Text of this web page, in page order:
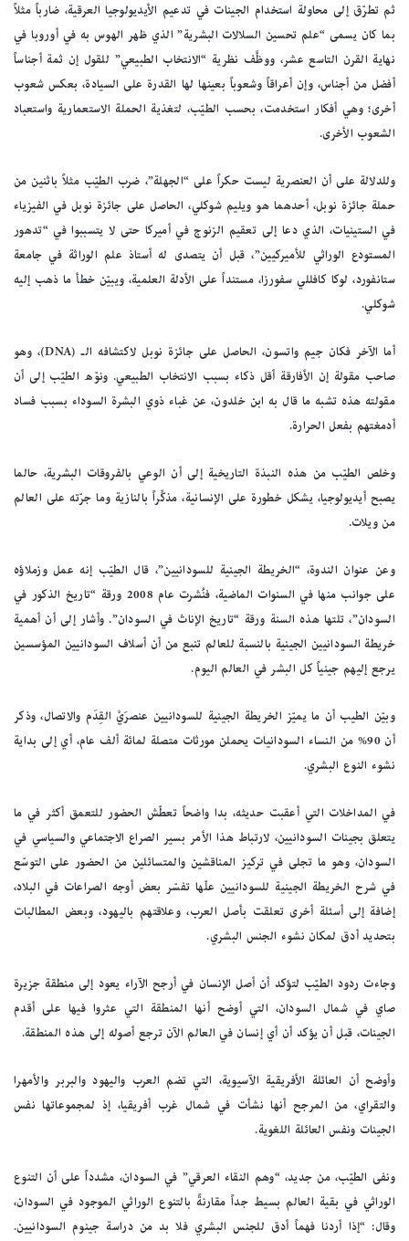
ثم تطرّق إلى محاولة استخدام الجينات في تدعيم الأيديولوجيا العرقية، ضارباً مثلاً
بما كان يسمى “علم تحسين السلالات البشرية” الذي ظهر الهوس به في أوروبا في
نهاية القرن التاسع عشر، ووظَّف نظرية “الانتخاب الطبيعي” للقول إن ثمة أجناساً
أفضل من أجناس، وإن أعراقاً وشعوباً بعينها لها القدرة على السيادة، بعكس شعوب
أخرى؛ وهي أفكار استخدمت، بحسب الطيّب، لتغذية الحملة الاستعمارية واستعباد
الشعوب الأخرى.
وللدلالة على أن العنصرية ليست حكراً على “الجهلة”، ضرب الطيّب مثلاً باثنين من
حملة جائزة نوبل، أحدهما هو ويليم شوكلي، الحاصل على جائزة نوبل في الفيزياء
في الستينيات، الذي دعا إلى تعقيم الزنوج في أميركا حتى لا يتسببوا في “تدهور
المستودع الوراثي للأميركيين”، قبل أن يتصدى له أستاذ علم الوراثة في جامعة
ستانفورد، لوكا كافللي سفورزا، مستنداً على الأدلة العلمية، ويبيّن خطأ ما ذهب إليه
شوكلي.
أما الآخر فكان جيم واتسون، الحاصل على جائزة نوبل لاكتشافه الـ (DNA)، وهو
صاحب مقولة إن الأفارقة أقل ذكاء بسبب الانتخاب الطبيعي. ونوّه الطيّب إلى أن
مقولته هذه تشبه ما قال به ابن خلدون، عن غباء ذوي البشرة السوداء بسبب فساد
أدمغتهم بفعل الحرارة.
وخلص الطيّب من هذه النبذة التاريخية إلى أن الوعي بالفروقات البشرية، حالما
يصبح أيديولوجيا، يشكل خطورة على الإنسانية، مذكِّراً بالنازية وما جرّته على العالم
من ويلات.
وعن عنوان الندوة، “الخريطة الجينية للسودانيين”، قال الطيّب إنه عمل وزملاؤه
على جوانب منها في السنوات الماضية، فنُشرت عام 2008 ورقة “تاريخ الذكور في
السودان”، تلتها هذه السنة ورقة “تاريخ الإناث في السودان”. وأشار إلى أن أهمية
خريطة السودانيين الجينية بالنسبة للعالم تنبع من أن أسلاف السودانيين المؤسسين
يرجع إليهم جينياً كل البشر في العالم اليوم.
وبيّن الطيب أن ما يميّز الخريطة الجينية للسودانيين عنصرَيْ القِدَم والاتصال، وذكر
أن 90% من النساء السودانيات يحملن مورثات متصلة لمائة ألف عام، أي إلى بداية
نشوء النوع البشري.
في المداخلات التي أعقبت حديثه، بدا واضحاً تعطّش الحضور للتعمق أكثر في ما
يتعلق بجينات السودانيين، لارتباط هذا الأمر بسير الصراع الاجتماعي والسياسي في
السودان، وهو ما تجلى في تركيز المناقشين والمتسائلين من الحضور على التوسّع
في شرح الخريطة الجينية للسودانيين علّها تفسّر بعض أوجه الصراعات في البلاد،
إضافة إلى أسئلة أخرى تعلقت بأصل العرب، وعلاقتهم باليهود، وبعض المطالبات
بتحديد أدق لمكان نشوء الجنس البشري.
وجاءت ردود الطيّب لتؤكد أن أصل الإنسان في أرجح الآراء يعود إلى منطقة جزيرة
صاي في شمال السودان، التي أوضح أنها المنطقة التي عثروا فيها على أقدم
الجينات، قبل أن يؤكد أن أي إنسان في العالم الآن ترجع أصوله إلى هذه المنطقة.
وأوضح أن العائلة الأفريقية الآسيوية، التي تضم العرب واليهود والبربر والأمهرا
والتقراي، من المرجح أنها نشأت في شمال غرب أفريقيا، إذ لمجموعاتها نفس
الجينات ونفس العائلة اللغوية.
ونفى الطيّب، من جديد، “وهم النقاء العرقي” في السودان، مشدداً على أن التنوع
الوراثي في بقية العالم بسيط جداً مقارنةً بالتنوع الوراثي الموجود في السودان،
وقال: “إذا أردنا فهماً أدق للجنس البشري فلا بد من دراسة جينوم السودانيين.